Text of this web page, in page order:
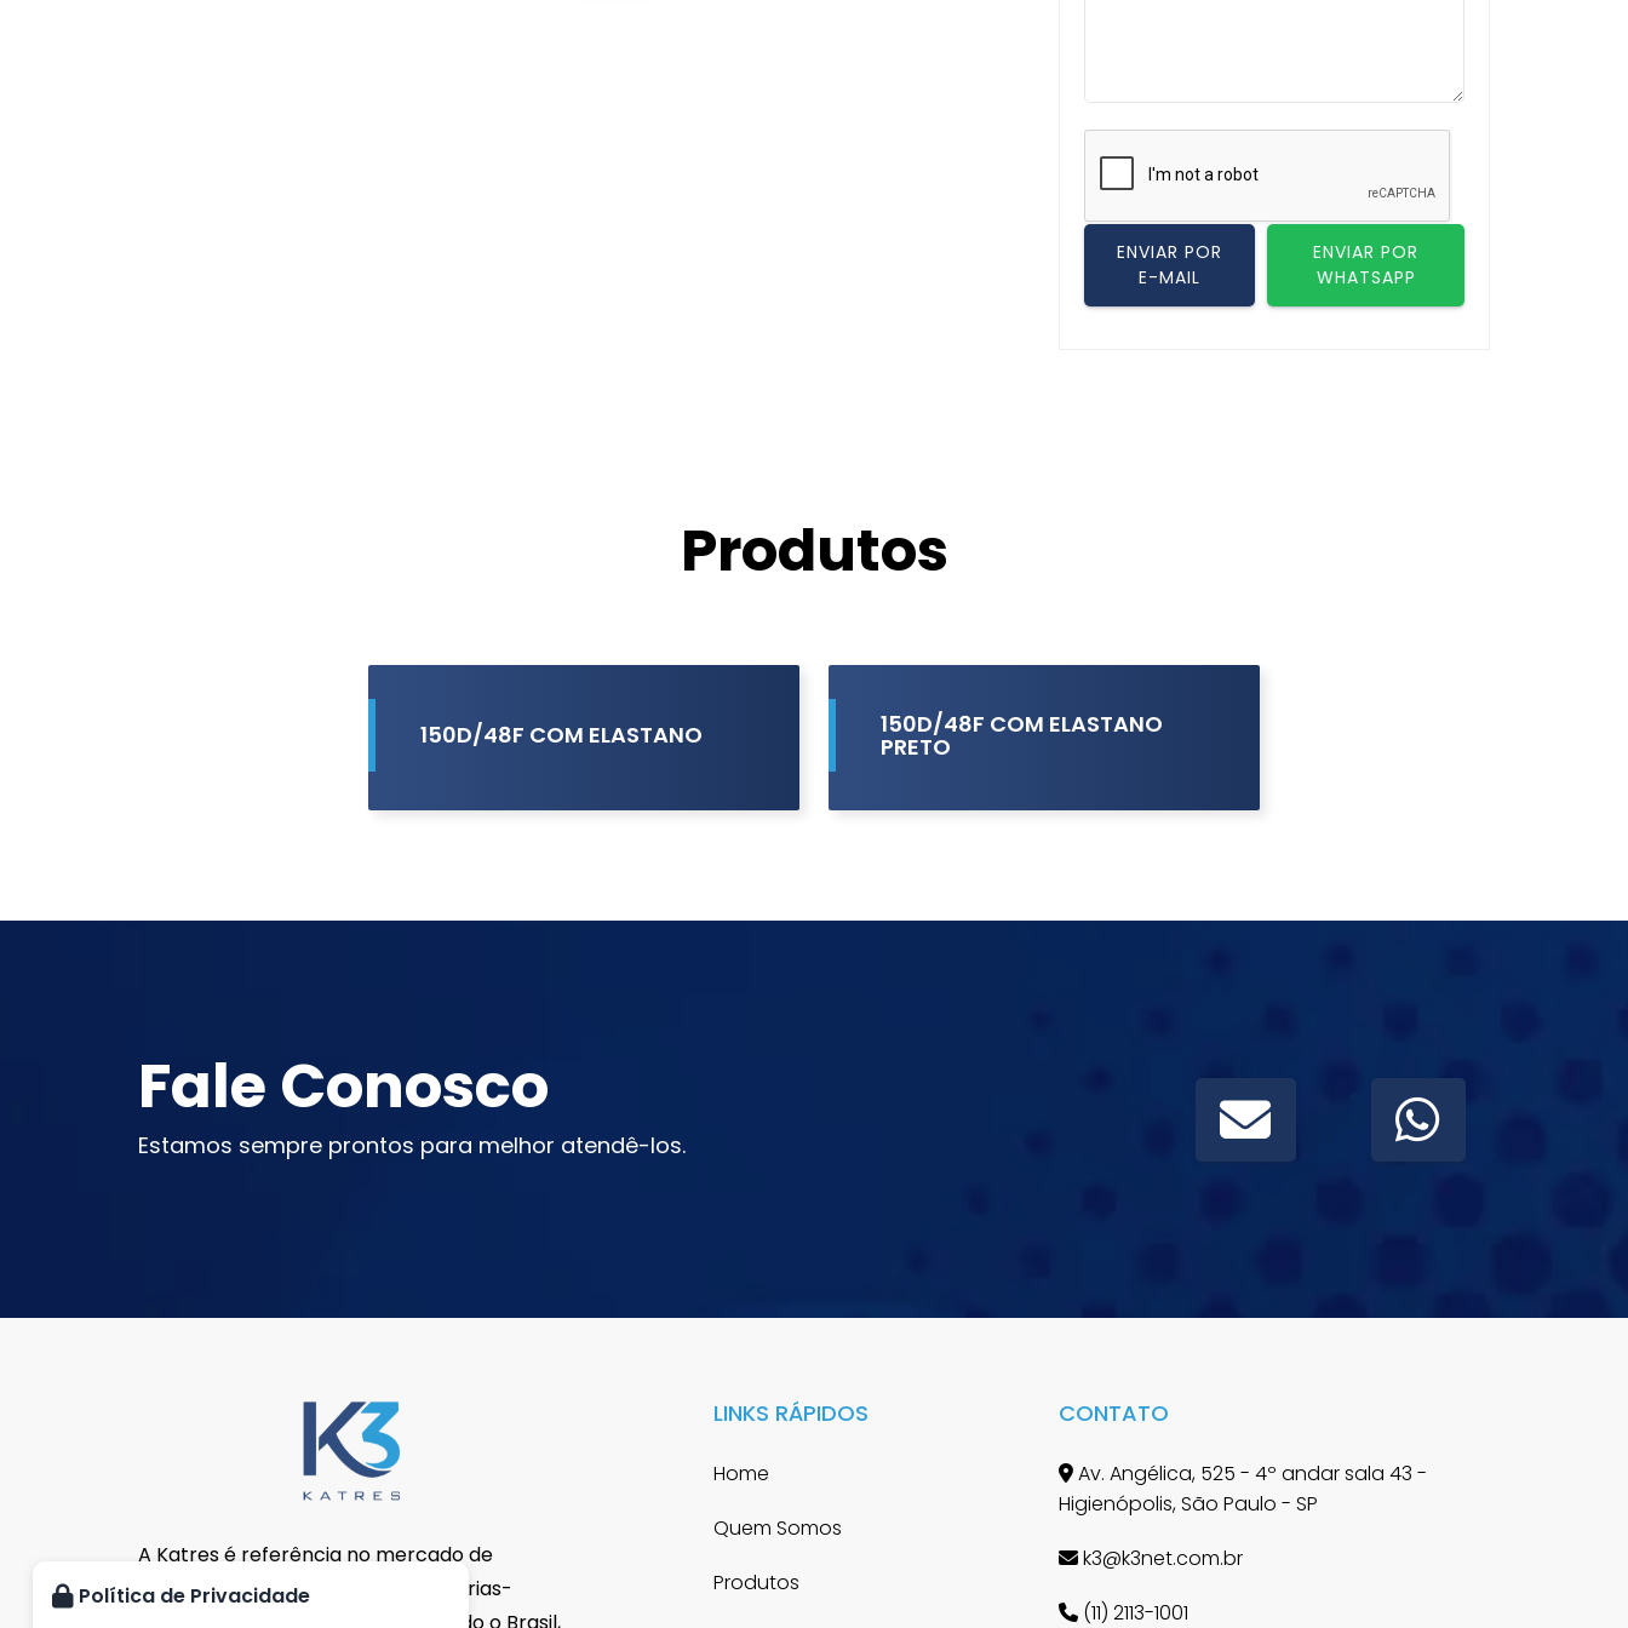
ENVIAR POR
E-MAIL
ENVIAR POR
WHATSAPP
Produtos
150D/48F COM ELASTANO 150D/48F COM ELASTANO
PRETO
Fale Conosco
Estamos sempre prontos para melhor atendê-los.
A Katres é referência no mercado de
importação e distribuição de matérias-
LINKS RÁPIDOS
Home
Quem Somos
Produtos
CONTATO
Av. Angélica, 525 - 4º andar sala 43 -
Higienópolis, São Paulo - SP
k3@k3net.com.br
(11) 2113-1001
Política de Privacidade